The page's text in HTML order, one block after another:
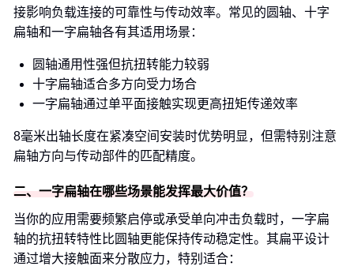
接影响负载连接的可靠性与传动效率。常见的圆轴、十字
扁轴和一字扁轴各有其适用场景：
圆轴通用性强但抗扭转能力较弱
十字扁轴适合多方向受力场合
一字扁轴通过单平面接触实现更高扭矩传递效率
8毫米出轴长度在紧凑空间安装时优势明显，但需特别注意
扁轴方向与传动部件的匹配精度。
二、一字扁轴在哪些场景能发挥最大价值？
当你的应用需要频繁启停或承受单向冲击负载时，一字扁
轴的抗扭转特性比圆轴更能保持传动稳定性。其扁平设计
通过增大接触面来分散应力，特别适合：